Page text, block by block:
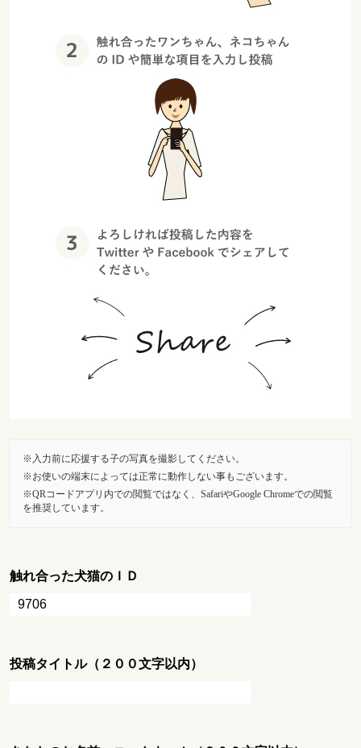
入力前に応援する子の写真を撮影してください。
お使いの端末によっては正常に動作しない事もございます。
QRコードアプリ内での閲覧ではなく、SafariやGoogle Chromeでの閲覧
を推奨しています。
触れ合った犬猫のＩＤ
投稿タイトル（２００文字以内）